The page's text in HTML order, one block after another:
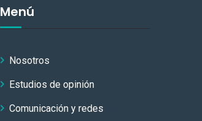
Menú
Nosotros
Estudios de opinión
Comunicación y redes